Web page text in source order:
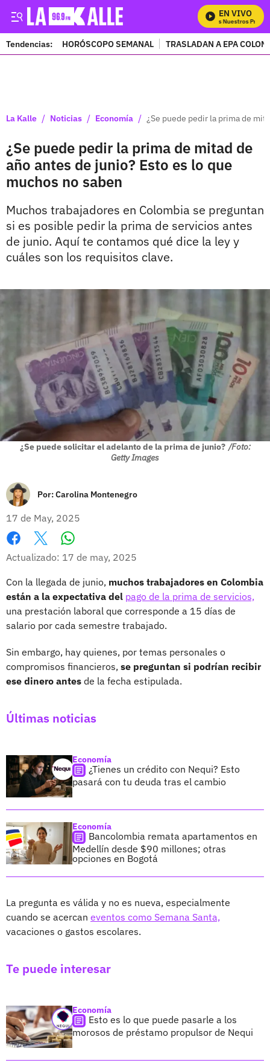
EN VIVO
Mira Todos Nuestros
Tendencias: HORÓSCOPO SEMANAL TRASLADAN A EPA
La Kalle / Noticias / Economía / ¿Se puede pedir la prima de
¿Se puede pedir la prima de mitad de
año antes de junio? Esto es lo que
muchos no saben
Muchos trabajadores en Colombia se preguntan
si es posible pedir la prima de servicios antes
de junio. Aquí te contamos qué dice la ley y
cuáles son los requisitos clave.
¿Se puede solicitar el adelanto de la prima de junio? /Foto:
Getty Images
Por:Carolina Montenegro
17 de May, 2025
Facebook
X
Actualizado: 17 de may, 2025
Con la llegada de junio, muchos trabajadores en Colombia
están a la expectativa del pago de la prima de servicios,
una prestación laboral que corresponde a 15 días de
salario por cada semestre trabajado.
Sin embargo, hay quienes, por temas personales o
compromisos financieros, se preguntan si podrían recibir
ese dinero antes de la fecha estipulada.
Últimas noticias
Economía
¿Tienes un crédito con Nequi? Esto
pasará con tu deuda tras el cambio
Economía
Bancolombia remata apartamentos en
Medellín desde $90 millones; otras
opciones en Bogotá
La pregunta es válida y no es nueva, especialmente
cuando se acercan eventos como Semana Santa,
vacaciones o gastos escolares.
Te puede interesar
Economía
Esto es lo que puede pasarle a los
morosos de préstamo propulsor de Nequi